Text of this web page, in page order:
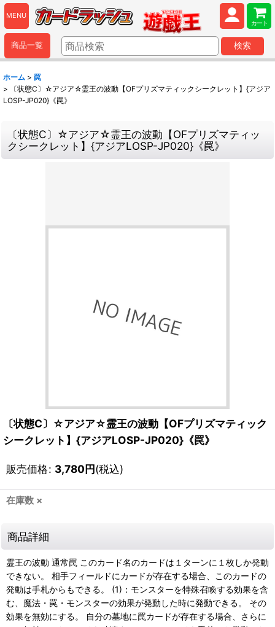
MENU
カート
商品一覧 検索
ホーム > 罠
>
〔状態C〕☆アジア☆霊王の波動【OFプリズマティックシークレット】{アジア
LOSP-JP020}《罠》
〔状態C〕☆アジア☆霊王の波動【OFプリズマティッ
クシークレット】{アジアLOSP-JP020}《罠》
〔状態C〕☆アジア☆霊王の波動【OFプリズマティック
シークレット】{アジアLOSP-JP020}《罠》
販売価格: 3,780円(税込)
在庫数 ×
商品詳細
霊王の波動 通常罠 このカード名のカードは１ターンに１枚しか発動
できない。 相手フィールドにカードが存在する場合、このカードの
発動は手札からもできる。 (1)：モンスターを特殊召喚する効果を含
む、魔法・罠・モンスターの効果が発動した時に発動できる。 その
効果を無効にする。 自分の墓地に罠カードが存在する場合、さらに